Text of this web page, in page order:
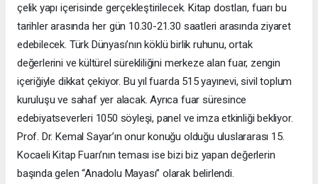
çelik yapı içerisinde gerçekleştirilecek. Kitap dostları, fuarı bu
tarihler arasında her gün 10.30-21.30 saatleri arasında ziyaret
edebilecek. Türk Dünyası’nın köklü birlik ruhunu, ortak
değerlerini ve kültürel sürekliliğini merkeze alan fuar, zengin
içeriğiyle dikkat çekiyor. Bu yıl fuarda 515 yayınevi, sivil toplum
kuruluşu ve sahaf yer alacak. Ayrıca fuar süresince
edebiyatseverleri 1050 söyleşi, panel ve imza etkinliği bekliyor.
Prof. Dr. Kemal Sayar’ın onur konuğu olduğu uluslararası 15.
Kocaeli Kitap Fuarı’nın teması ise bizi biz yapan değerlerin
başında gelen “Anadolu Mayası” olarak belirlendi.